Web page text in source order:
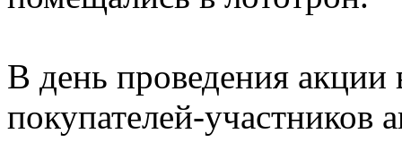
В день проведения акции
покупателей-участников